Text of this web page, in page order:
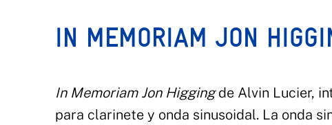
IN MEMORIAM JON
In Memoriam Jon Higgingde Alvin Lucier,
para clarinete y onda sinusoidal. La onda